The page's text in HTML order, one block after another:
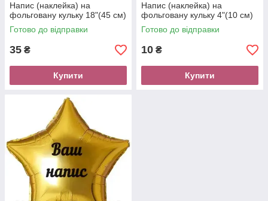
Напис (наклейка) на
фольговану кульку 18"(45 см)
Готово до відправки
35 ₴
Купити
Напис (наклейка) на
фольговану кульку 4"(10 см)
Готово до відправки
10 ₴
Купити